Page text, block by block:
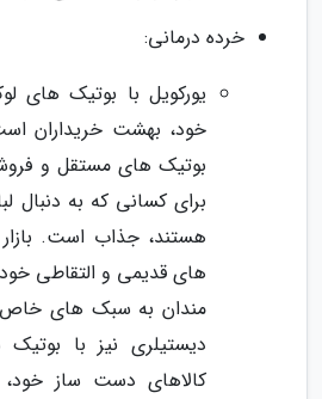
خرده درمانی:
یورکویل با بوتیک های
خود، بهشت خریداران
بوتیک های مستقل و
برای کسانی که به دنبال
هستند، جذاب است. بازار
های قدیمی و التقاطی
مندان به سبک های
دیستیلری نیز با
کالاهای دست ساز خود،